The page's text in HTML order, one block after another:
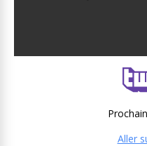
Aller